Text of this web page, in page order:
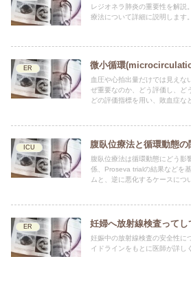
レジオネラ肺炎の重要性を解説
療法について詳細に説明します。
ER 微小循環
血圧や心拍出量だけでは見えな
ぜ重要なのか、どう評価し、ど
どの評価指標を用い、敗血症な
ICU 腹臥位療法と循環動態の
腹臥位療法は循環動態にどう影
係、Proseva trialの結果などを
ムと、逆に悪化するケースにつ
ER 妊婦へ放射線検査ってし
妊娠中の放射線検査の安全性に
イドラインをもとに医師が詳し